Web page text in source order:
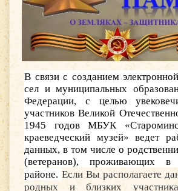
В связи с созданием
сел и муниципальных
Федерации, с целью
участников Великой
1945 годов МБУК
краеведческий музей» ведет
данных, в том числе о
(ветеранов), проживающих в
районе. Если Вы располагаете
родных и близких